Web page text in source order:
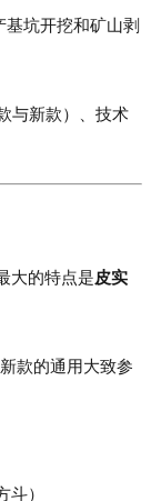
基坑开挖和矿山剥
与新款）、技术
大的特点是皮实
款的通用大致参
）